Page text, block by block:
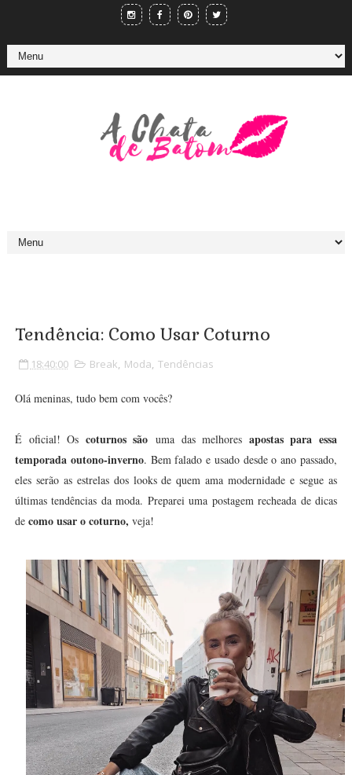
Tendência: Como Usar Coturno
18:40:00 Break, Moda, Tendências
Olá meninas, tudo bem com vocês?
É oficial! Os coturnos são uma das melhores apostas para essa
temporada outono-inverno. Bem falado e usado desde o ano passado,
eles serão as estrelas dos looks de quem ama modernidade e segue as
últimas tendências da moda. Preparei uma postagem recheada de dicas
de como usar o coturno, veja!